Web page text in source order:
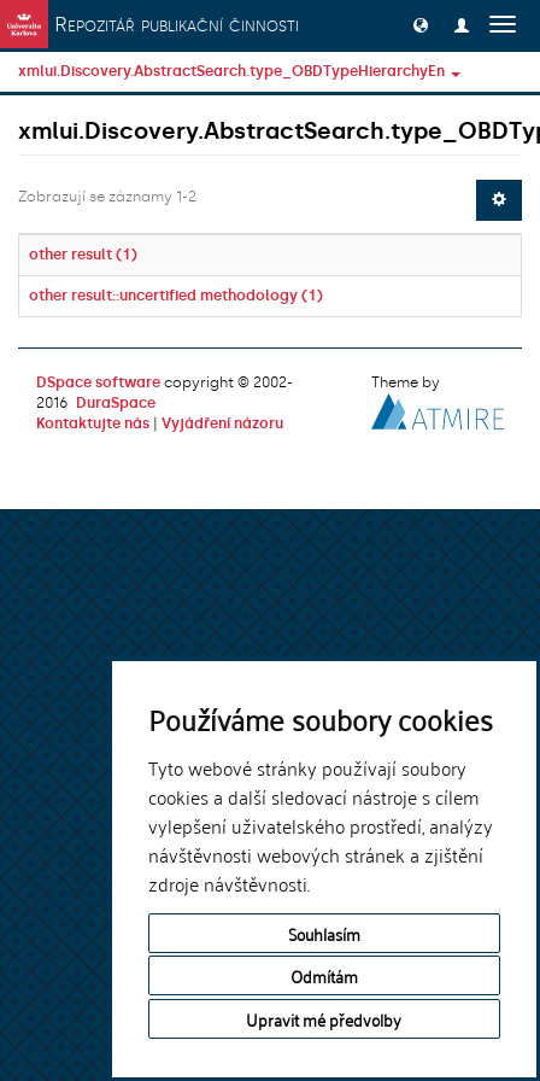
Používáme soubory cookies
Tyto webové stránky používají soubory
cookies a další sledovací nástroje s cílem
vylepšení uživatelského prostředí, analýzy
návštěvnosti webových stránek a zjištění
zdroje návštěvnosti.
Souhlasím
Odmítám
Upravit mé předvolby
Přeskočit na obsah
Repozitář publikační činnosti
xmlui.Discovery.AbstractSearch.type_OBDTypeHierarchyEn
Zobrazují se záznamy 1-2
other result (1)
other result::uncertified methodology (1)
DSpace software copyright © 2002-
2016
DuraSpace
Kontaktujte nás
Vyjádření názoru
Theme by